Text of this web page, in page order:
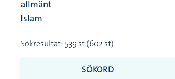
allmänt
Islam
Sökresultat: 539 st (602 st)
SÖKORD